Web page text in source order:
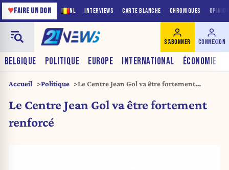
NL INTERVIEWS CARTE BLANCHE CHRONIQUES
♥FAIRE UN DON
BELGIQUE POLITIQUE EUROPE INTERNATIONAL ÉCONOMIE
S'ABONNER CONNEXION
Accueil Politique
Le Centre Jean Gol va être fortement
Le Centre Jean Gol va être fortement
renforcé